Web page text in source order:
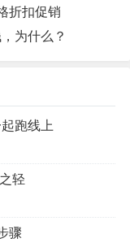
折扣促销
为什么？
跑线上
轻
骤